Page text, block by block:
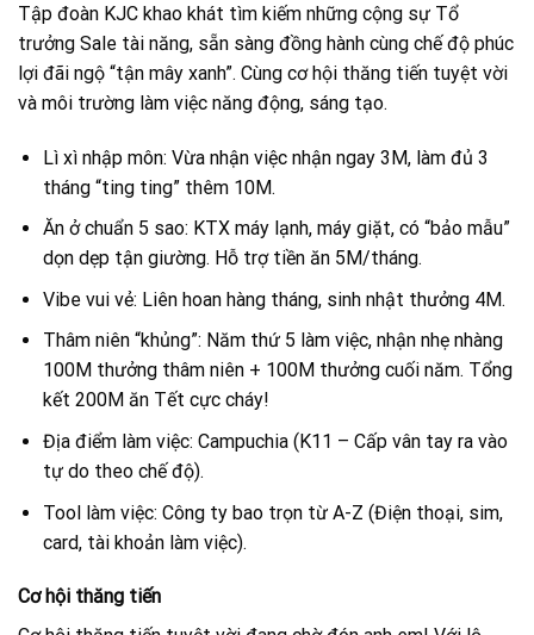
Tập đoàn KJC khao khát tìm kiếm những cộng sự Tổ
trưởng Sale tài năng, sẵn sàng đồng hành cùng chế độ phúc
lợi đãi ngộ “tận mây xanh”. Cùng cơ hội thăng tiến tuyệt vời
và môi trường làm việc năng động, sáng tạo.
Lì xì nhập môn: Vừa nhận việc nhận ngay 3M, làm đủ 3
tháng “ting ting” thêm 10M.
Ăn ở chuẩn 5 sao: KTX máy lạnh, máy giặt, có “bảo mẫu”
dọn dẹp tận giường. Hỗ trợ tiền ăn 5M/tháng.
Vibe vui vẻ: Liên hoan hàng tháng, sinh nhật thưởng 4M.
Thâm niên “khủng”: Năm thứ 5 làm việc, nhận nhẹ nhàng
100M thưởng thâm niên + 100M thưởng cuối năm. Tổng
kết 200M ăn Tết cực cháy!
Địa điểm làm việc: Campuchia (K11 – Cấp vân tay ra vào
tự do theo chế độ).
Tool làm việc: Công ty bao trọn từ A-Z (Điện thoại, sim,
card, tài khoản làm việc).
Cơ hội thăng tiến